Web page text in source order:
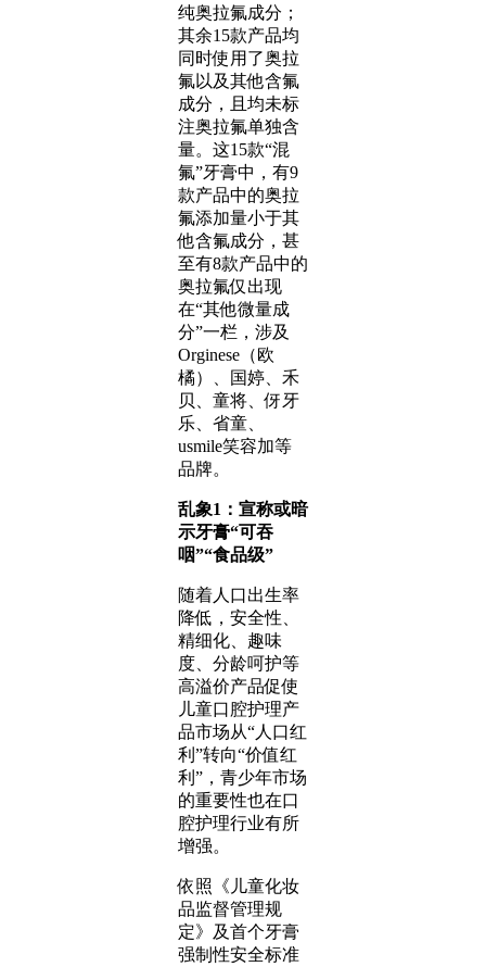
纯奥拉氟成分；
其余15款产品均
同时使用了奥拉
氟以及其他含氟
成分，且均未标
注奥拉氟单独含
量。这15款“混
氟”牙膏中，有9
款产品中的奥拉
氟添加量小于其
他含氟成分，甚
至有8款产品中的
奥拉氟仅出现
在“其他微量成
分”一栏，涉及
Orginese（欧
橘）、国婷、禾
贝、童将、伢牙
乐、省童、
usmile笑容加等
品牌。
乱象1：宣称或暗
示牙膏“可吞
咽”“食品级”
随着人口出生率
降低，安全性、
精细化、趣味
度、分龄呵护等
高溢价产品促使
儿童口腔护理产
品市场从“人口红
利”转向“价值红
利”，青少年市场
的重要性也在口
腔护理行业有所
增强。
依照《儿童化妆
品监督管理规
定》及首个牙膏
强制性安全标准